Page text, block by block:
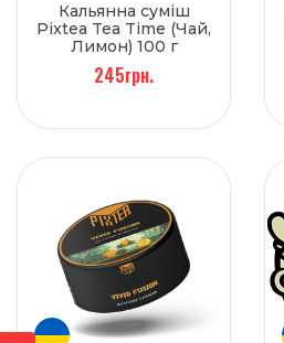
Кальянна суміш
Pixtea Tea Time (Чай,
Лимон) 100 г
245грн.